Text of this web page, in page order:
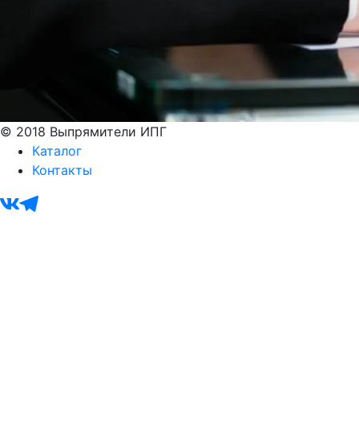
© 2018 Выпрямители ИПГ
Каталог
Контакты